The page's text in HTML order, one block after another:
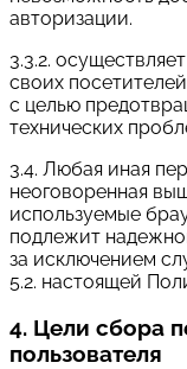
авторизации.
3.3.2.
своих
с целью
технических
3.4. Любая иная
неоговоренная
используемые
подлежит
за исключением
5.2. настоящей
4. Цели сбора
пользователя